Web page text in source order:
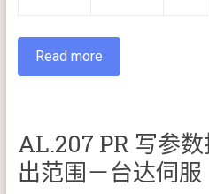
Read more
AL.207 PR 写参
出范围－台达伺服